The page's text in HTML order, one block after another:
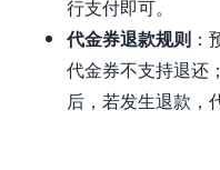
行支付即可。
代金券退款规则
代金券不支持退还
后，若发生退款，